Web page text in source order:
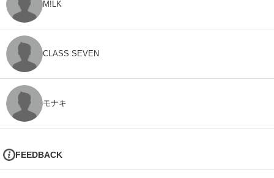
M!LK
CLASS SEVEN
モナキ
FEEDBACK